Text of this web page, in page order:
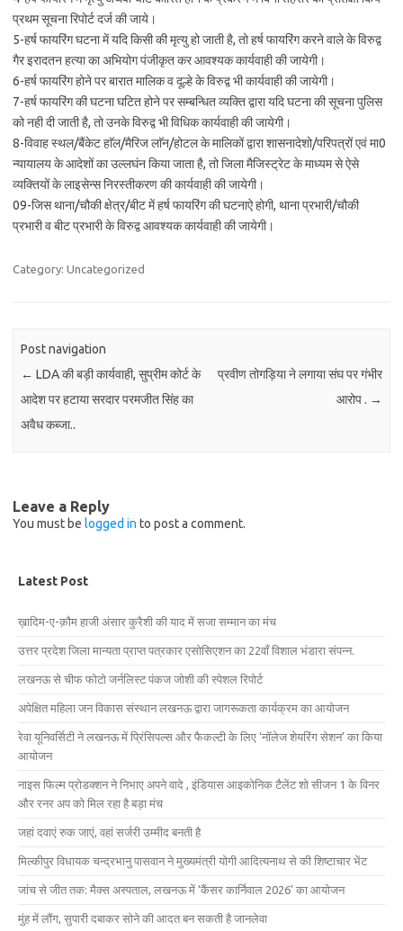
प्रथम सूचना रिपोर्ट दर्ज की जाये।
5-हर्ष फायरिंग घटना में यदि किसी की मृत्यु हो जाती है, तो हर्ष फायरिंग करने वाले के विरुद्व
गैर इरादतन हत्या का अभियोग पंजीकृत कर आवश्यक कार्यवाही की जायेगी।
6-हर्ष फायरिंग होने पर बारात मालिक व दूल्हे के विरुद्व भी कार्यवाही की जायेगी।
7-हर्ष फायरिंग की घटना घटित होने पर सम्बन्धित व्यक्ति द्वारा यदि घटना की सूचना पुलिस
को नही दी जाती है, तो उनके विरुद्व भी विधिक कार्यवाही की जायेगी।
8-विवाह स्थल/बैंकेट हाॅल/मैरिज लाॅन/होटल के मालिकों द्वारा शासनादेशो/परिपत्रों एवं मा0
न्यायालय के आदेशों का उल्लघंन किया जाता है, तो जिला मैजिस्ट्रेट के माध्यम से ऐसे
व्यक्तियों के लाइसेन्स निरस्तीकरण की कार्यवाही की जायेगी।
09-जिस थाना/चौकी क्षेत्र/बीट में हर्ष फायरिंग की घटनाऐ होगी, थाना प्रभारी/चौकी
प्रभारी व बीट प्रभारी के विरुद्व आवश्यक कार्यवाही की जायेगी।
Category: Uncategorized
Post navigation
← LDA की बड़ी कार्यवाही, सुप्रीम कोर्ट के
आदेश पर हटाया सरदार परमजीत सिंह का
अवैध कब्जा..
प्रवीण तोगड़िया ने लगाया संघ पर गंभीर
आरोप . →
Leave a Reply
You must be logged in to post a comment.
Latest Post
ख़ादिम-ए-क़ौम हाजी अंसार कुरैशी की याद में सजा सम्मान का मंच
उत्तर प्रदेश जिला मान्यता प्राप्त पत्रकार एसोसिएशन का 22वाँ विशाल भंडारा संपन्न.
लखनऊ से चीफ फोटो जर्नलिस्ट पंकज जोशी की स्पेशल रिपोर्ट
अपेक्षित महिला जन विकास संस्थान लखनऊ द्वारा जागरूकता कार्यक्रम का आयोजन
रेवा यूनिवर्सिटी ने लखनऊ में प्रिंसिपल्स और फैकल्टी के लिए ‘नॉलेज शेयरिंग सेशन’ का किया
आयोजन
नाइस फिल्म प्रोडक्शन ने निभाए अपने वादे , इंडियास आइकोनिक टैलेंट शो सीजन 1 के विनर
और रनर अप को मिल रहा है बड़ा मंच
जहां दवाएं रुक जाएं, वहां सर्जरी उम्मीद बनती है
मिल्कीपुर विधायक चन्द्रभानु पासवान ने मुख्यमंत्री योगी आदित्यनाथ से की शिष्टाचार भेंट
जांच से जीत तक: मैक्स अस्पताल, लखनऊ में ‘कैंसर कार्निवाल 2026’ का आयोजन
मुंह में लौंग, सुपारी दबाकर सोने की आदत बन सकती है जानलेवा